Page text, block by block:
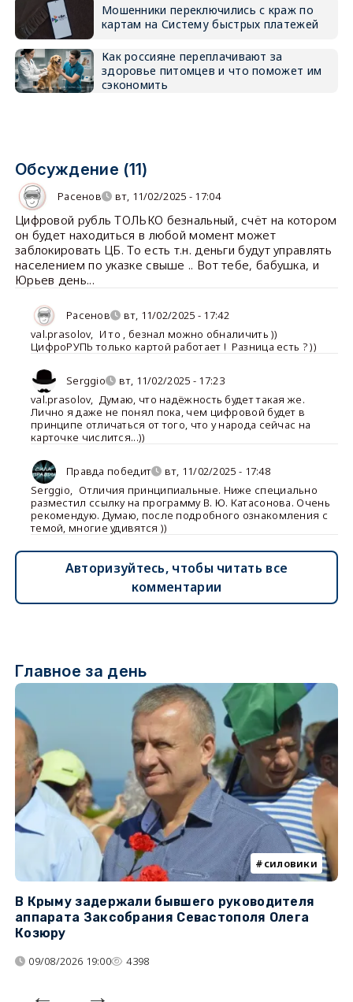
Мошенники переключились с краж по
картам на Систему быстрых платежей
Как россияне переплачивают за
здоровье питомцев и что поможет им
сэкономить
Обсуждение (11)
Расенов вт, 11/02/2025 - 17:04
Цифровой рубль ТОЛЬКО безнальный, счёт на котором
он будет находиться в любой момент может
заблокировать ЦБ. То есть т.н. деньги будут управлять
населением по указке свыше .. Вот тебе, бабушка, и
Юрьев день...
Расенов
вт, 11/02/2025 - 17:42
val.prasolov, И то , безнал можно обналичить ))
ЦифроРУПЬ только картой работает ! Разница есть ? ))
Serggio
вт, 11/02/2025 - 17:23
val.prasolov, Думаю, что надёжность будет такая же.
Лично я даже не понял пока, чем цифровой будет в
принципе отличаться от того, что у народа сейчас на
карточке числится...))
Правда победит
вт, 11/02/2025 - 17:48
Serggio, Отличия принципиальные. Ниже специально
разместил ссылку на программу В. Ю. Катасонова. Очень
рекомендую. Думаю, после подробного ознакомления с
темой, многие удивятся ))
Авторизуйтесь, чтобы читать все
комментарии
Главное за день
силовики
В Крыму задержали бывшего руководителя
аппарата Заксобрания Севастополя Олега
Козюру
09/08/2026 19:00 4398